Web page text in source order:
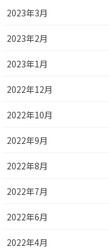
2023年3月
2023年2月
2023年1月
2022年12月
2022年10月
2022年9月
2022年8月
2022年7月
2022年6月
2022年4月